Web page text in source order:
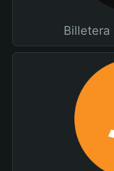
Billetera